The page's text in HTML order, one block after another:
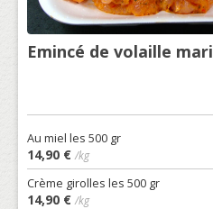
Emincé de volaille
Au miel les 500 gr
14,90 €/kg
Crème girolles les 500 gr
14,90 €/kg